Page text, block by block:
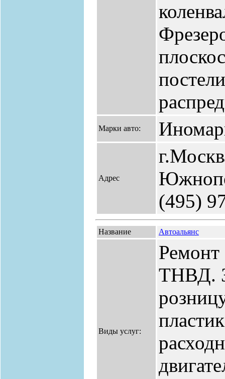
Марки авто:
Адрес
(495)
Название Автоальянс
Виды услуг:
ТНВД.